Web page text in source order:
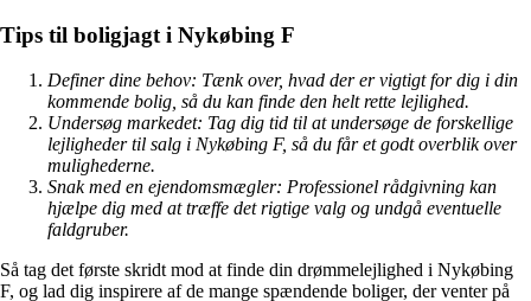
Tips til boligjagt i Nykøbing F
Definer dine behov: Tænk over, hvad der er vigtigt for dig i din
kommende bolig, så du kan finde den helt rette lejlighed.
Undersøg markedet: Tag dig tid til at undersøge de forskellige
lejligheder til salg i Nykøbing F, så du får et godt overblik over
mulighederne.
Snak med en ejendomsmægler: Professionel rådgivning kan
hjælpe dig med at træffe det rigtige valg og undgå eventuelle
faldgruber.
Så tag det første skridt mod at finde din drømmelejlighed i Nykøbing
F, og lad dig inspirere af de mange spændende boliger, der venter på